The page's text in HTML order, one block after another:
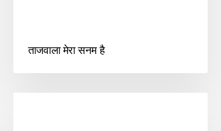
ताजवाला मेरा सनम है